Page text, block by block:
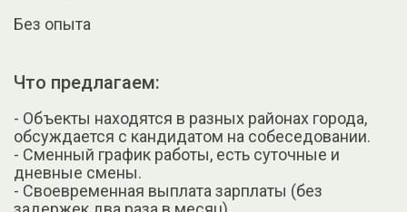
Без опыта
Что предлагаем:
- Объекты находятся в разных районах города,
обсуждается с кандидатом на собеседовании.
- Сменный график работы, есть суточные и
дневные смены.
- Своевременная выплата зарплаты (без